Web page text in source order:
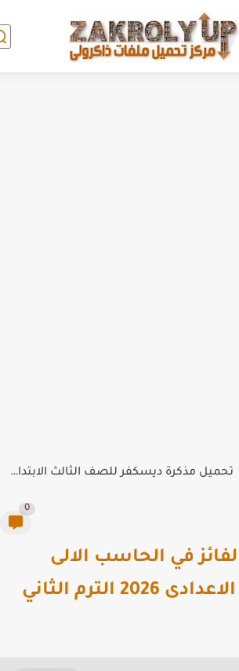
تحميل مذكرة ديسكفر للصف الثالث الابتدائي ترم أول 2026 PDF
في الحاسب الالى
الثاني